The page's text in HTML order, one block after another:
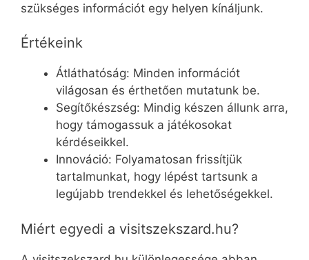
szükséges információt egy helyen kínáljunk.
Értékeink
Átláthatóság: Minden információt
világosan és érthetően mutatunk be.
Segítőkészség: Mindig készen állunk arra,
hogy támogassuk a játékosokat
kérdéseikkel.
Innováció: Folyamatosan frissítjük
tartalmunkat, hogy lépést tartsunk a
legújabb trendekkel és lehetőségekkel.
Miért egyedi a visitszekszard.hu?